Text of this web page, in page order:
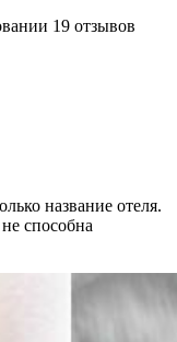
19 отзывов
название отеля.
способна